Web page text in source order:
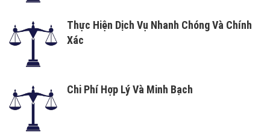
Thực Hiện Dịch Vụ Nhanh Chóng Và Chính
Xác
Chi Phí Hợp Lý Và Minh Bạch